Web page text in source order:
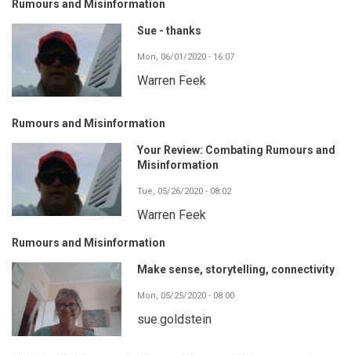
Rumours and Misinformation
Sue - thanks
Mon, 06/01/2020 - 16:07
Warren Feek
Rumours and Misinformation
Your Review: Combating Rumours and
Misinformation
Tue, 05/26/2020 - 08:02
Warren Feek
Rumours and Misinformation
Make sense, storytelling, connectivity
Mon, 05/25/2020 - 08:00
sue.goldstein